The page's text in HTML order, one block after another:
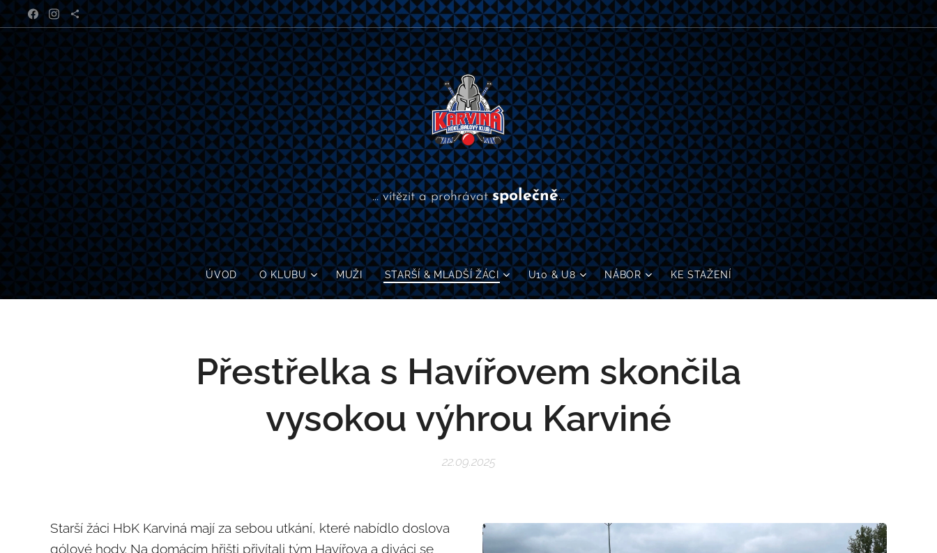
... vítězit a prohrávatspolečně...
ÚVOD O KLUBU MUŽI STARŠÍ & MLADŠÍ ŽÁCI U10 & U8 NÁBOR KE STAŽENÍ
Přestřelka s Havířovem skončila
vysokou výhrou Karviné
22.09.2025
Starší žáci HbK Karviná mají za sebou utkání, které nabídlo doslova
gólové hody. Na domácím hřišti přivítali tým Havířova a diváci se